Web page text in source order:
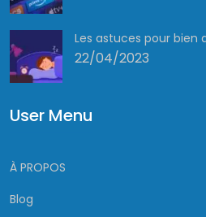
Les astuces pour bien
22/04/2023
User Menu
À PROPOS
Blog